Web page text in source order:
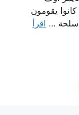
كانوا يقومون
… اقرأ